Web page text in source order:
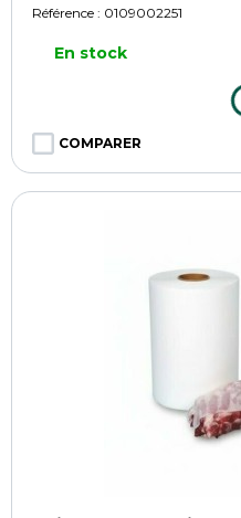
Référence : 0109002251
En stock
COMPARER